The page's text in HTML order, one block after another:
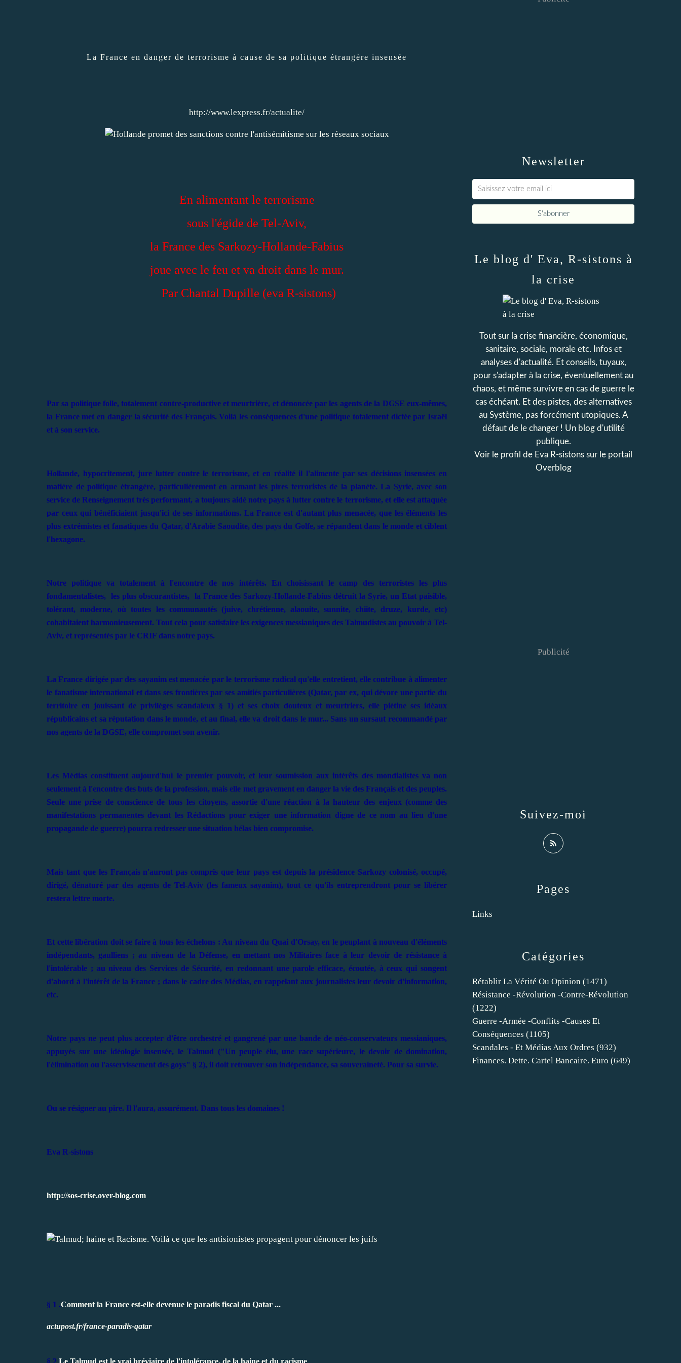
La France en danger de terrorisme à cause de sa politique étrangère insensée
http://www.lexpress.fr/actualite/
En alimentant le terrorisme
sous l'égide de Tel-Aviv,
la France des Sarkozy-Hollande-Fabius
joue avec le feu et va droit dans le mur.
Par Chantal Dupille (eva R-sistons)
Par sa politique folle, totalement contre-productive et meurtrière, et dénoncée par les agents de la DGSE eux-mêmes,
la France met en danger la sécurité des Français. Voilà les conséquences d'une politique totalement dictée par Israël
et à son service.
Hollande, hypocritement, jure lutter contre le terrorisme, et en réalité il l'alimente par ses décisions insensées en
matière de politique étrangère, particulièrement en armant les pires terroristes de la planète. La Syrie, avec son
service de Renseignement très performant, a toujours aidé notre pays à lutter contre le terrorisme, et elle est attaquée
par ceux qui bénéficiaient jusqu'ici de ses informations. La France est d'autant plus menacée, que les éléments les
plus extrémistes et fanatiques du Qatar, d'Arabie Saoudite, des pays du Golfe, se répandent dans le monde et ciblent
l'hexagone.
Notre politique va totalement à l'encontre de nos intérêts. En choisissant le camp des terroristes les plus
fondamentalistes, les plus obscurantistes, la France des Sarkozy-Hollande-Fabius détruit la Syrie, un Etat paisible,
tolérant, moderne, où toutes les communautés (juive, chrétienne, alaouite, sunnite, chiite, druze, kurde, etc)
cohabitaient harmonieusement. Tout cela pour satisfaire les exigences messianiques des Talmudistes au pouvoir à Tel-
Aviv, et représentés par le CRIF dans notre pays.
La France dirigée par des sayanim est menacée par le terrorisme radical qu'elle entretient, elle contribue à alimenter
le fanatisme international et dans ses frontières par ses amitiés particulières (Qatar, par ex, qui dévore une partie du
territoire en jouissant de privilèges scandaleux § 1) et ses choix douteux et meurtriers, elle piétine ses idéaux
républicains et sa réputation dans le monde, et au final, elle va droit dans le mur... Sans un sursaut recommandé par
nos agents de la DGSE, elle compromet son avenir.
Les Médias constituent aujourd'hui le premier pouvoir, et leur soumission aux intérêts des mondialistes va non
seulement à l'encontre des buts de la profession, mais elle met gravement en danger la vie des Français et des peuples.
Seule une prise de conscience de tous les citoyens, assortie d'une réaction à la hauteur des enjeux (comme des
manifestations permanentes devant les Rédactions pour exiger une information digne de ce nom au lieu d'une
propagande de guerre) pourra redresser une situation hélas bien compromise.
Mais tant que les Français n'auront pas compris que leur pays est depuis la présidence Sarkozy colonisé, occupé,
dirigé, dénaturé par des agents de Tel-Aviv (les fameux sayanim), tout ce qu'ils entreprendront pour se libérer
restera lettre morte.
Et cette libération doit se faire à tous les échelons : Au niveau du Quai d'Orsay, en le peuplant à nouveau d'éléments
indépendants, gaulliens ; au niveau de la Défense, en mettant nos Militaires face à leur devoir de résistance à
l'intolérable ; au niveau des Services de Sécurité, en redonnant une parole efficace, écoutée, à ceux qui songent
d'abord à l'intérêt de la France ; dans le cadre des Médias, en rappelant aux journalistes leur devoir d'information,
etc.
Notre pays ne peut plus accepter d'être orchestré et gangrené par une bande de néo-conservateurs messianiques,
appuyés sur une idéologie insensée, le Talmud ("Un peuple élu, une race supérieure, le devoir de domination,
l'élimination ou l'asservissement des goys" § 2), il doit retrouver son indépendance, sa souveraineté. Pour sa survie.
Ou se résigner au pire. Il l'aura, assurément. Dans tous les domaines !
Eva R-sistons
http://sos-crise.over-blog.com
§ 1 .Comment la France est-elle devenue le paradis fiscal du Qatar ...
actupost.fr/france-paradis-qatar
Newsletter
Catégories
Rétablir La Vérité Ou Opinion (1471)
Résistance -révolution -contre-Révolution
(1222)
Guerre -armée -conflits -causes Et
Conséquences (1105)
Scandales - Et Médias Aux Ordres (932)
Finances. Dette. Cartel Bancaire. Euro (649)
Pages
Links
Le blog d' Eva, R-sistons à
la crise
Tout sur la crise financière, économique,
sanitaire, sociale, morale etc. Infos et
analyses d'actualité. Et conseils, tuyaux,
pour s'adapter à la crise, éventuellement au
chaos, et même survivre en cas de guerre le
cas échéant. Et des pistes, des alternatives
au Système, pas forcément utopiques. A
défaut de le changer ! Un blog d'utilité
publique.
Voir le profil de Eva R-sistons sur le portail
Overblog
Suivez-moi
Publicité